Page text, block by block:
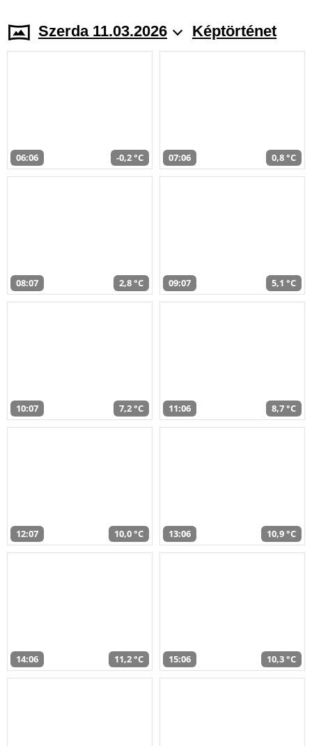
Szerda 11.03.2026 Képtörténet
06:06 -0,2 °C 07:06 0,8 °C
08:07 2,8 °C 09:07 5,1 °C
10:07 7,2 °C 11:06 8,7 °C
12:07 10,0 °C 13:06 10,9 °C
14:06 11,2 °C 15:06 10,3 °C